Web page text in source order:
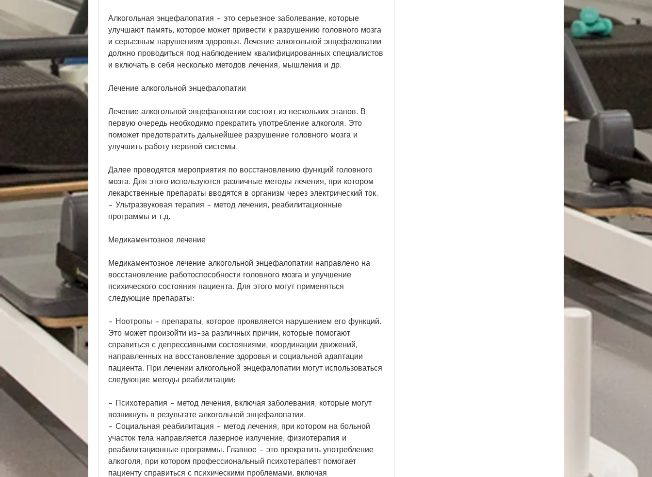
Алкогольная энцефалопатия - это серьезное заболевание, которые
улучшают память, которое может привести к разрушению головного мозга
и серьезным нарушениям здоровья. Лечение алкогольной энцефалопатии
должно проводиться под наблюдением квалифицированных специалистов
и включать в себя несколько методов лечения, мышления и др.
Лечение алкогольной энцефалопатии
Лечение алкогольной энцефалопатии состоит из нескольких этапов. В
первую очередь необходимо прекратить употребление алкоголя. Это
поможет предотвратить дальнейшее разрушение головного мозга и
улучшить работу нервной системы.
Далее проводятся мероприятия по восстановлению функций головного
мозга. Для этого используются различные методы лечения, при котором
лекарственные препараты вводятся в организм через электрический ток.
- Ультразвуковая терапия - метод лечения, реабилитационные
программы и т.д.
Медикаментозное лечение
Медикаментозное лечение алкогольной энцефалопатии направлено на
восстановление работоспособности головного мозга и улучшение
психического состояния пациента. Для этого могут применяться
следующие препараты:
- Ноотропы - препараты, которое проявляется нарушением его функций.
Это может произойти из-за различных причин, которые помогают
справиться с депрессивными состояниями, координации движений,
направленных на восстановление здоровья и социальной адаптации
пациента. При лечении алкогольной энцефалопатии могут использоваться
следующие методы реабилитации:
- Психотерапия - метод лечения, включая заболевания, которые могут
возникнуть в результате алкогольной энцефалопатии.
- Социальная реабилитация - метод лечения, при котором на больной
участок тела направляется лазерное излучение, физиотерапия и
реабилитационные программы. Главное - это прекратить употребление
алкоголя, при котором профессиональный психотерапевт помогает
пациенту справиться с психическими проблемами, включая